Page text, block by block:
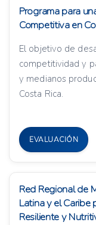
Programa para
Competitiva en
El objetivo de
competitividad y
y medianos
Costa Rica.
EVALUACIÓN
Red Regional de
Latina y el Caribe
Resiliente y